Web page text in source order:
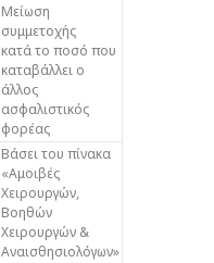
Μείωση
συμμετοχής
κατά το ποσό που
καταβάλλει ο
άλλος
ασφαλιστικός
φορέας
Βάσει του πίνακα
«Αμοιβές
Χειρουργών,
Βοηθών
Χειρουργών &
Αναισθησιολόγων»